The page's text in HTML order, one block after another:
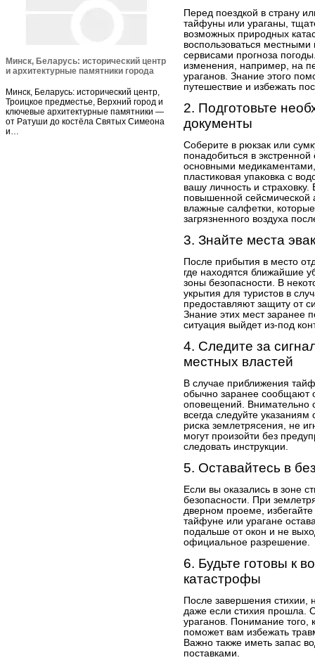
Минск, Беларусь: исторический центр
и архитектурные памятники города
Минск, Беларусь: исторический центр,
Троицкое предместье, Верхний город и
ключевые архитектурные памятники —
от Ратуши до костёла Святых Симеона
и…
Перед поездкой в страну
тайфуны или ураганы,
возможных природных
воспользоваться
сервисами прогноза
изменения, например, на
ураганов. Знание этого
путешествие и избежать
2. Подготовьте
документы
Соберите в рюкзак или
понадобиться в
основными
пластиковая упаковка с
вашу личность и
повышенной сейсмической
влажные салфетки,
загрязненного воздуха
3. Знайте места
После прибытия в место
где находятся ближайшие
зоны безопасности. В
укрытия для туристов в
предоставляют защиту от
Знание этих мест заранее
ситуация выйдет из-под
4. Следите за
местных властей
В случае приближения
обычно заранее сообщают
оповещений. Внимательно
всегда следуйте
риска землетрясения, не
могут произойти без
следовать инструкции.
5. Оставайтесь в
Если вы оказались в зоне
безопасности. При
дверном проеме,
тайфуне или урагане
подальше от окон и не
официальное разрешение.
6. Будьте готовы к
катастрофы
После завершения стихии,
даже если стихия прошла.
ураганов. Понимание того,
поможет вам избежать
Важно также иметь запас
поставками.